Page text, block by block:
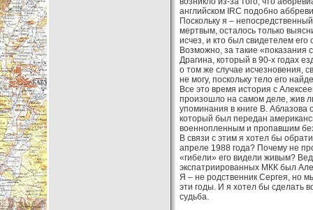
английском IRC подобно
Поскольку я –
мертвым, осталось только
исчез, и кто был свидетелем
Возможно, за такие «показания
Драгина, который в 90-х годах
о том же случае исчезновения,
не могу, поскольку тело его
Все это время история с
произошло на самом деле, жив
упоминания в книге В. Аблазова
который был передан
военнопленным и пропавшим
В связи с этим я хотел бы
апреле 1988 года? Почему не
«гибели» его видели живым?
экспатриированных МКК был
Я – не родственник Сергея, но
эти годы. И я хотел бы сделать
судьба.